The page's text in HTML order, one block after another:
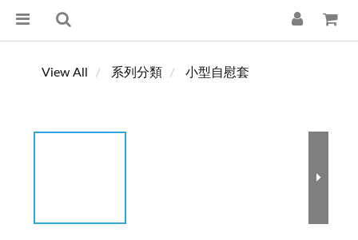
View All 系列分類 小型自慰套